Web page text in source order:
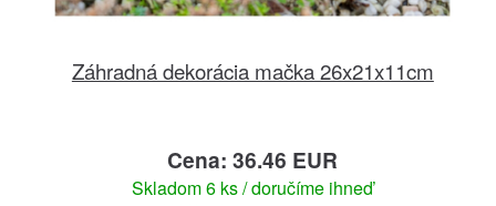
Záhradná dekorácia mačka 26x21x11cm
Cena: 36.46 EUR
Skladom 6 ks / doručíme ihneď